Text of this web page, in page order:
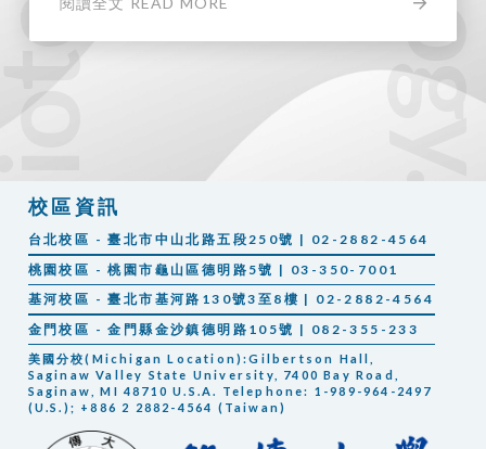
校區資訊
台北校區 - 臺北市中山北路五段250號 | 02-2882-4564
桃園校區 - 桃園市龜山區德明路5號 | 03-350-7001
基河校區 - 臺北市基河路130號3至8樓 | 02-2882-4564
金門校區 - 金門縣金沙鎮德明路105號 | 082-355-233
美國分校(Michigan Location):Gilbertson Hall,
Saginaw Valley State University, 7400 Bay Road,
Saginaw, MI 48710 U.S.A. Telephone: 1-989-964-2497
(U.S.); +886 2 2882-4564 (Taiwan)